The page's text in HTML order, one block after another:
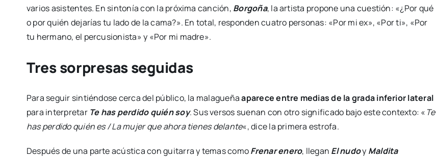
varios asistentes. En sintonía con la próxima canción, Borgoña, la artista propone una cuestión: «¿Por qué
o por quién dejarías tu lado de la cama?». En total, responden cuatro personas: «Por mi ex», «Por ti», «Por
tu hermano, el percusionista» y «Por mi madre».
Tres sorpresas seguidas
Para seguir sintiéndose cerca del público, la malagueñaaparece entre medias de la grada inferior lateral
para interpretar Te has perdido quién soy. Sus versos suenan con otro significado bajo este contexto: «Te
has perdido quién es / La mujer que ahora tienes delante«, dice la primera estrofa.
Después de una parte acústica con guitarra y temas comoFrenar enero, llegan El nudoy Maldita